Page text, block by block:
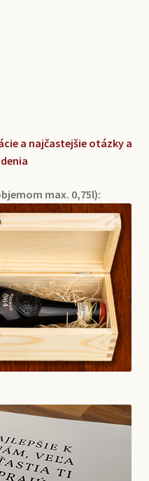
a najčastejšie otázky a
max. 0,75l):